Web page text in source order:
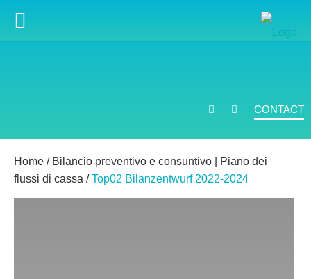
CONTACT
Home / Bilancio preventivo e consuntivo | Piano dei
flussi di cassa /Top02 Bilanzentwurf 2022-2024